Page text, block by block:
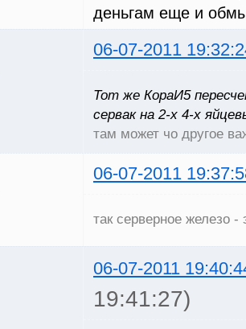
деньгам еще и
06-07-2011
Тот же КораИ5
сервак на 2-х 4-х
там может чо другое
06-07-2011
так серверное железо -
06-07-2011
19:41:27)